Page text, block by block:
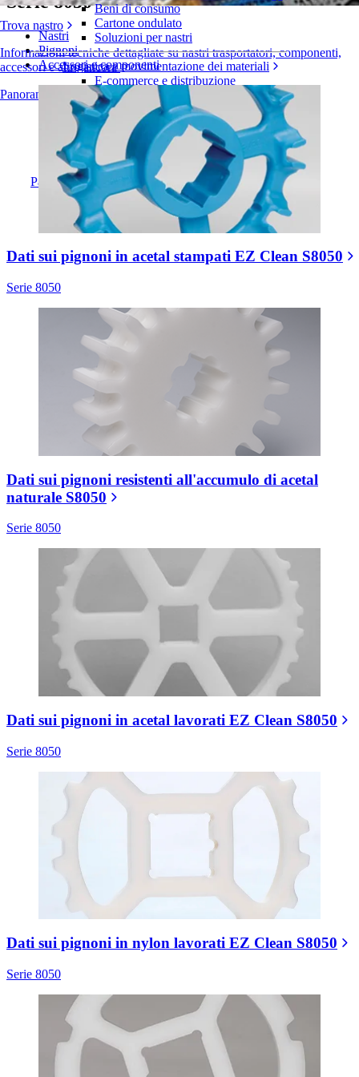
Trova nastro
Informazioni tecniche dettagliate su nastri trasportatori, componenti,
accessori e altro ancora
Panoramica dei prodotti
Beni di consumo
Cartone ondulato
Soluzioni per nastri
Logistica e movimentazione dei materiali
E-commerce e distribuzione
Posta e pacchi
Pneumatici e industria automobilistica
Pneumatici
Industria automobilistica
Batterie EV
Industriale
Panoramica dei settori
Nastri
Pignoni
Accessori e componenti
Dati sui pignoni in acetal stampati EZ Clean S8050
Serie 8050
Dati sui pignoni resistenti all'accumulo di acetal
naturale S8050
Serie 8050
Dati sui pignoni in acetal lavorati EZ Clean S8050
Serie 8050
Dati sui pignoni in nylon lavorati EZ Clean S8050
Serie 8050